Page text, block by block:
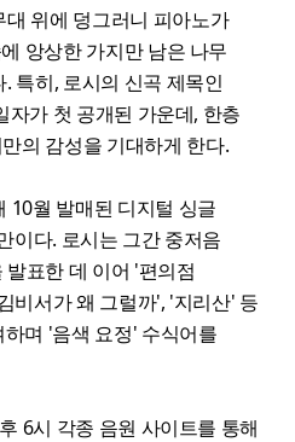
위에 덩그러니 피아노가
앙상한 가지만 남은 나무
특히, 로시의 신곡 제목인
자가 첫 공개된 가운데, 한층
의 감성을 기대하게 한다.
10월 발매된 디지털 싱글
이다. 로시는 그간 중저음
표한 데 이어 '편의점
비서가 왜 그럴까', '지리산' 등
며 '음색 요정' 수식어를
6시 각종 음원 사이트를 통해